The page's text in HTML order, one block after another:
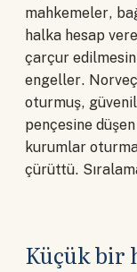
mahkemeler,
halka hesap
çarçur
engeller.
oturmuş,
pençesine
kurumlar
çürüttü.
Küçük bir